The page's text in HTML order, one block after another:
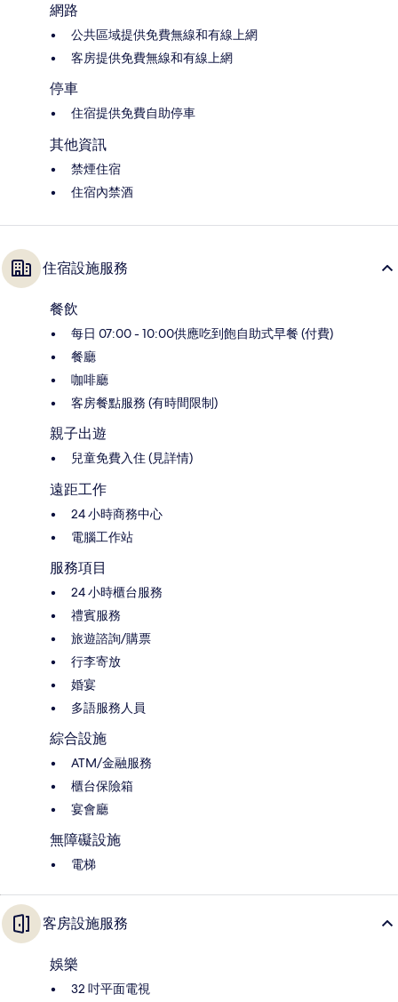
網路
公共區域提供免費無線和有線上網
客房提供免費無線和有線上網
停車
住宿提供免費自助停車
其他資訊
禁煙住宿
住宿內禁酒
住宿設施服務
餐飲
每日 07:00 - 10:00供應吃到飽自助式早餐 (付費)
餐廳
咖啡廳
客房餐點服務 (有時間限制)
親子出遊
兒童免費入住 (見詳情)
遠距工作
24 小時商務中心
電腦工作站
服務項目
24 小時櫃台服務
禮賓服務
旅遊諮詢/購票
行李寄放
婚宴
多語服務人員
綜合設施
ATM/金融服務
櫃台保險箱
宴會廳
無障礙設施
電梯
客房設施服務
娛樂
32 吋平面電視